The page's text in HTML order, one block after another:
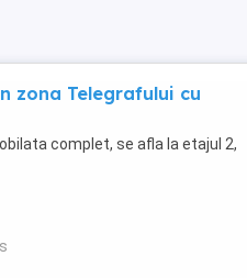
zona Telegrafului cu
complet, se afla la etajul 2,